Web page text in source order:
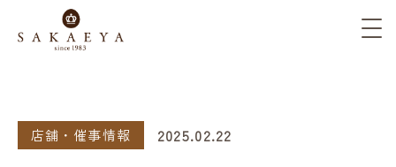
店舗・催事情報 2025.02.22